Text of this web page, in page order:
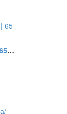
Зайчик Лесли | 65 см